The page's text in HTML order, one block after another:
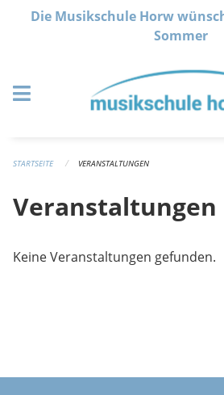
Navigation überspringen
Die Musikschule Horw
Sommer
STARTSEITE VERANSTALTUNGEN
Veranstaltungen
Keine Veranstaltungen gefunden.